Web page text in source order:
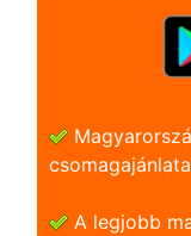
A legjobb